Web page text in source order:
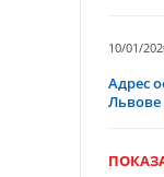
10/01/
Адрес
Львове